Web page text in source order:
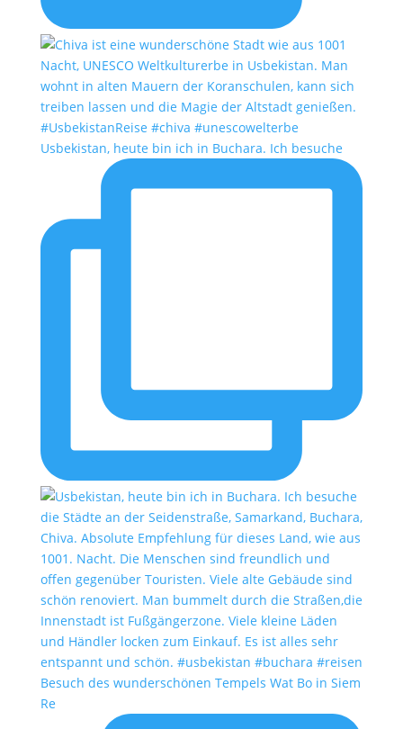
Usbekistan, heute bin ich in Buchara. Ich besuche
Besuch des wunderschönen Tempels Wat Bo in Siem
Re